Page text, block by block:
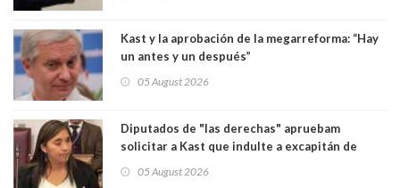
Kast y la aprobación de la megarreforma: “Hay
un antes y un después”
05 August 2026
Diputados de "las derechas" apruebam
solicitar a Kast que indulte a excapitán de
senadora Fabiola Campillai
05 August 2026